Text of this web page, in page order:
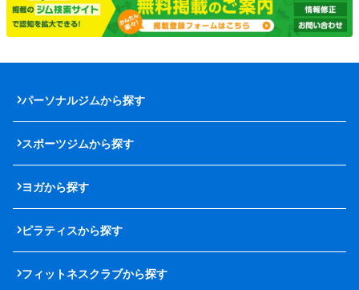
パーソナルジムから探す
スポーツジムから探す
ヨガから探す
ピラティスから探す
フィットネスクラブから探す